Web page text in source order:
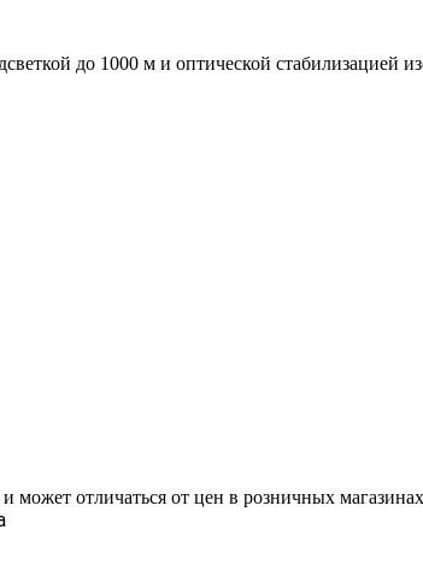
до 1000 м и оптической
может отличаться от цен в розничных магазинах